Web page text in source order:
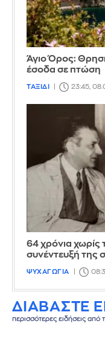
Άγιο Όρος:
έσοδα σε πτώση
ΤΑΞΙΔΙ 23:45,
64 χρόνια χωρίς
συνέντευξή της
ΨΥΧΑΓΩΓΙΑ
ΔΙΑΒΑΣΤΕ
περισσότερες ειδήσεις από